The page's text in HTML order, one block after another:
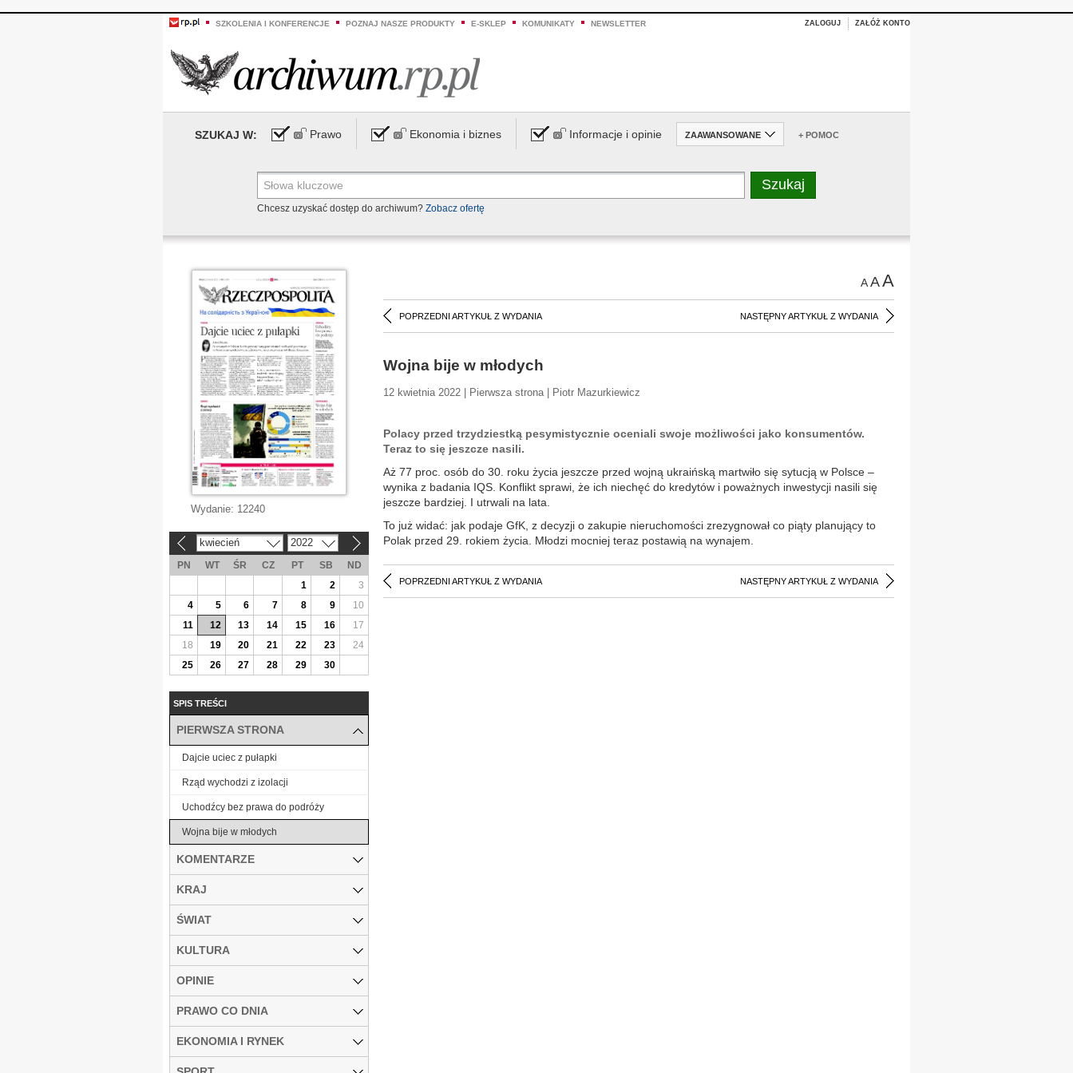
SZKOLENIA I KONFERENCJE POZNAJ NASZE PRODUKTY E-SKLEP KOMUNIKATY NEWSLETTER ZALOGUJ ZAŁÓŻ KONTO
SZUKAJ W: Prawo Ekonomia i biznes Informacje i opinie ZAAWANSOWANE + POMOC
Chcesz uzyskać dostęp do archiwum? Zobacz ofertę
AAA
POPRZEDNI ARTYKUŁ Z WYDANIA NASTĘPNY ARTYKUŁ Z WYDANIA
Wojna bije w młodych
12 kwietnia 2022 | Pierwsza strona | Piotr Mazurkiewicz
Polacy przed trzydziestką pesymistycznie oceniali swoje możliwości jako konsumentów.
Teraz to się jeszcze nasili.
Aż 77 proc. osób do 30. roku życia jeszcze przed wojną ukraińską martwiło się sytucją w Polsce –
wynika z badania IQS. Konflikt sprawi, że ich niechęć do kredytów i poważnych inwestycji nasili się
jeszcze bardziej. I utrwali na lata.
To już widać: jak podaje GfK, z decyzji o zakupie nieruchomości zrezygnował co piąty planujący to
Polak przed 29. rokiem życia. Młodzi mocniej teraz postawią na wynajem.
POPRZEDNI ARTYKUŁ Z WYDANIA NASTĘPNY ARTYKUŁ Z WYDANIA
Wydanie: 12240
kwiecień 2022
PN WT ŚR CZ PT SB
ND
1
2
3
4
5 6 7 8 9
10
11
12 13 14 15 16
17
18
19 20 21 22 23
24
25
26 27 28 29 30
SPIS TREŚCI
PIERWSZA STRONA
Dajcie uciec z pułapki
Rząd wychodzi z izolacji
Uchodźcy bez prawa do podróży
Wojna bije w młodych
KOMENTARZE
KRAJ
ŚWIAT
KULTURA
OPINIE
PRAWO CO DNIA
EKONOMIA I RYNEK